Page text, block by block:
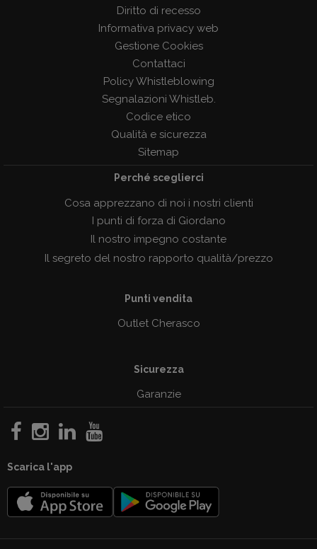
Diritto di recesso
Informativa privacy web
Gestione Cookies
Contattaci
Policy Whistleblowing
Segnalazioni Whistleb.
Codice etico
Qualità e sicurezza
Sitemap
Perché sceglierci
Cosa apprezzano di noi i nostri clienti
I punti di forza di Giordano
Il nostro impegno costante
Il segreto del nostro rapporto qualità/prezzo
Punti vendita
Outlet Cherasco
Sicurezza
Garanzie
Scarica l'app